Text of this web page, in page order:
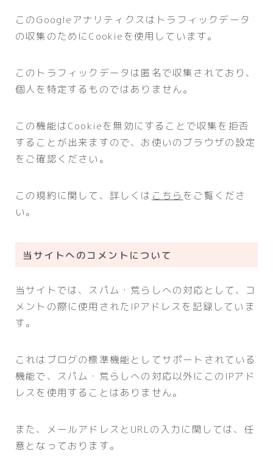
このGoogleアナリティクスはトラフィックデータ
の収集のためにCookieを使用しています。
このトラフィックデータは匿名で収集されており、
個人を特定するものではありません。
この機能はCookieを無効にすることで収集を拒否
することが出来ますので、お使いのブラウザの設定
をご確認ください。
この規約に関して、詳しくは こちら をご覧くださ
い。
当サイトへのコメントについて
当サイトでは、スパム・荒らしへの対応として、コ
メントの際に使用されたIPアドレスを記録していま
す。
これはブログの標準機能としてサポートされている
機能で、スパム・荒らしへの対応以外にこのIPアド
レスを使用することはありません。
また、メールアドレスとURLの入力に関しては、任
意となっております。